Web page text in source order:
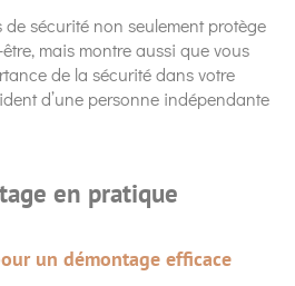
sécurité non seulement protège
mais montre aussi que vous
de la sécurité dans votre
d’une personne indépendante
en pratique
un démontage efficace